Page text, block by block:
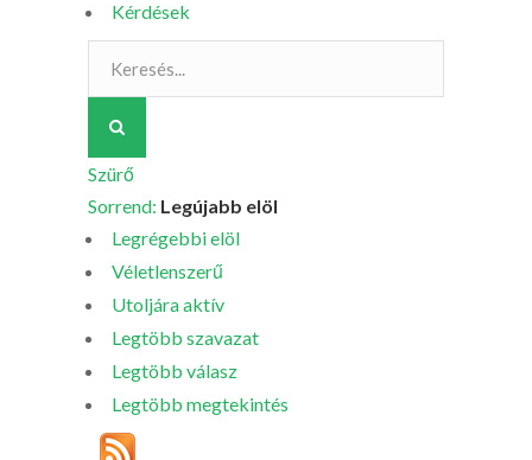
Kérdések
Szürő
Sorrend: Legújabb elöl
Legrégebbi elöl
Véletlenszerű
Utoljára aktív
Legtöbb szavazat
Legtöbb válasz
Legtöbb megtekintés